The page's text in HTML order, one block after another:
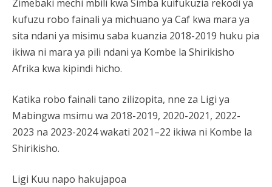
Zimebaki mechi mbili kwa Simba kuifukuzia rekodi ya
kufuzu robo fainali ya michuano ya Caf kwa mara ya
sita ndani ya misimu saba kuanzia 2018-2019 huku pia
ikiwa ni mara ya pili ndani ya Kombe la Shirikisho
Afrika kwa kipindi hicho.
Katika robo fainali tano zilizopita, nne za Ligi ya
Mabingwa msimu wa 2018-2019, 2020-2021, 2022-
2023 na 2023-2024 wakati 2021–22 ikiwa ni Kombe la
Shirikisho.
Ligi Kuu napo hakujapoa